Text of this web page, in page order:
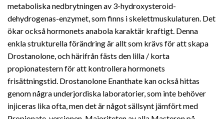
metaboliska nedbrytningen av 3-hydroxysteroid-
dehydrogenas-enzymet, som finns i skelettmuskulaturen. Det
ökar också hormonets anabola karaktär kraftigt. Denna
enkla strukturella förändring är allt som krävs för att skapa
Drostanolone, och härifrån fästs den lilla / korta
propionatestern för att kontrollera hormonets
frisättningstid. Drostanolone Enanthate kan också hittas
genom några underjordiska laboratorier, som inte behöver
injiceras lika ofta, men det är något sällsynt jämfört med